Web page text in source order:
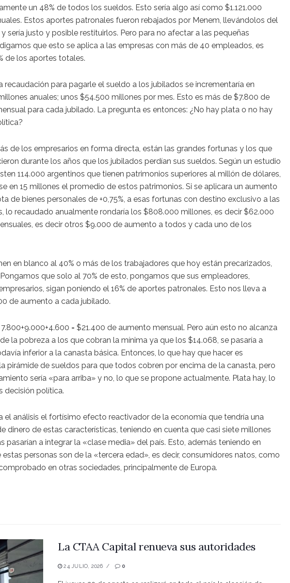
un 48% de todos los sueldos. Esto sería algo así como $1.121.000
Estos aportes patronales fueron rebajados por Menem, llevándolos del
y sería justo y posible restituirlos. Pero para no afectar a las pequeñas
que esto se aplica a las empresas con más de 40 empleados, es
de los aportes totales.
recaudación para pagarle el sueldo a los jubilados se incrementaría en
anuales; unos $54.500 millones por mes. Esto es más de $7.800 de
para cada jubilado. La pregunta es entonces: ¿No hay plata o no hay
de los empresarios en forma directa, están las grandes fortunas y los que
durante los años que los jubilados perdían sus sueldos. Según un estudio
114.000 argentinos que tienen patrimonios superiores al millón de dólares,
en 15 millones el promedio de estos patrimonios. Si se aplicara un aumento
de bienes personales de +0,75%, a esas fortunas con destino exclusivo a las
lo recaudado anualmente rondaría los $808.000 millones, es decir $62.000
es decir otros $9.000 de aumento a todos y cada uno de los
en blanco al 40% o más de los trabajadores que hoy están precarizados,
que solo al 70% de esto, pongamos que sus empleadores,
sigan poniendo el 16% de aportes patronales. Esto nos lleva a
de aumento a cada jubilado.
= $21.400 de aumento mensual. Pero aún esto no alcanza
la pobreza a los que cobran la mínima ya que los $14.068, se pasaría a
inferior a la canasta básica. Entonces, lo que hay que hacer es
pirámide de sueldos para que todos cobren por encima de la canasta, pero
sería «para arriba» y no, lo que se propone actualmente. Plata hay, lo
decisión política.
el análisis el fortísimo efecto reactivador de la economía que tendría una
dinero de estas características, teniendo en cuenta que casi siete millones
pasarían a integrar la «clase media» del país. Esto, además teniendo en
estas personas son de la «tercera edad», es decir, consumidores natos, como
en otras sociedades, principalmente de Europa.
La CTAA Capital renueva sus autoridades
24 JULIO, 2026 0